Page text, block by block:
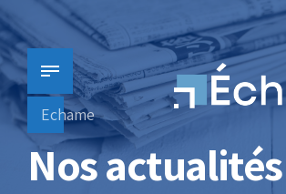
Echame
Nos actualités